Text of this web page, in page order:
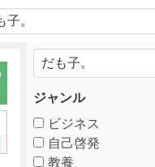
ジャンル
ビジネス
自己啓発
教養